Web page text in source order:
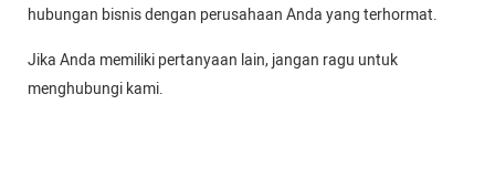
hubungan bisnis dengan perusahaan Anda yang terhormat.
Jika Anda memiliki pertanyaan lain, jangan ragu untuk
menghubungi kami.